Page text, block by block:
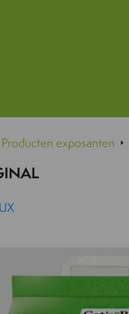
Producten exposanten